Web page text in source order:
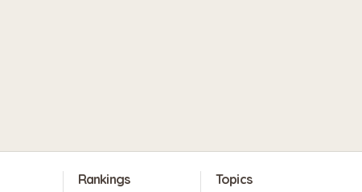
Rankings Topics